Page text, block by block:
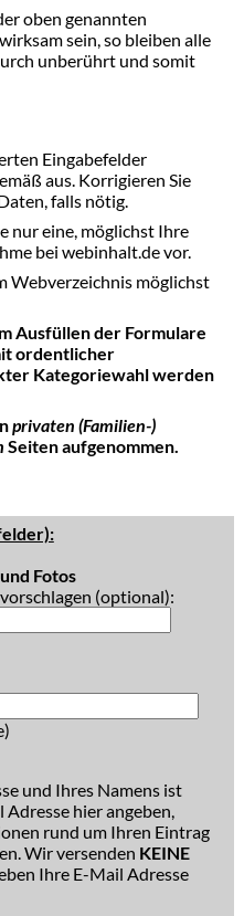
oben genannten
sein, so bleiben alle
unberührt und somit
Eingabefelder
aus. Korrigieren Sie
falls nötig.
nur eine, möglichst Ihre
bei webinhalt.de vor.
Webverzeichnis möglichst
Ausfüllen der Formulare
ordentlicher
Kategoriewahl werden
privaten (Familien-)
Seiten aufgenommen.
Fotos
(optional):
und Ihres Namens ist
hier angeben,
rund um Ihren Eintrag
Wir versenden KEINE
Ihre E-Mail Adresse